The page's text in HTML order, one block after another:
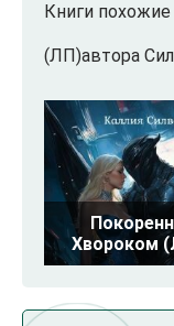
Книги
(ЛП)автора
Хвороком